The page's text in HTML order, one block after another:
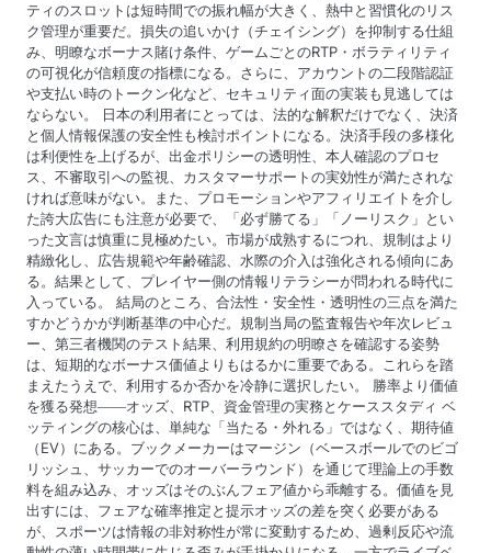
ティのスロットは短時間での振れ幅が大きく、熱中と習慣化のリス
ク管理が重要だ。損失の追いかけ（チェイシング）を抑制する仕組
み、明瞭なボーナス賭け条件、ゲームごとのRTP・ボラティリティ
の可視化が信頼度の指標になる。さらに、アカウントの二段階認証
や支払い時のトークン化など、セキュリティ面の実装も見逃しては
ならない。 日本の利用者にとっては、法的な解釈だけでなく、決済
と個人情報保護の安全性も検討ポイントになる。決済手段の多様化
は利便性を上げるが、出金ポリシーの透明性、本人確認のプロセ
ス、不審取引への監視、カスタマーサポートの実効性が満たされな
ければ意味がない。また、プロモーションやアフィリエイトを介し
た誇大広告にも注意が必要で、「必ず勝てる」「ノーリスク」とい
った文言は慎重に見極めたい。市場が成熟するにつれ、規制はより
精緻化し、広告規範や年齢確認、水際の介入は強化される傾向にあ
る。結果として、プレイヤー側の情報リテラシーが問われる時代に
入っている。 結局のところ、合法性・安全性・透明性の三点を満た
すかどうかが判断基準の中心だ。規制当局の監査報告や年次レビュ
ー、第三者機関のテスト結果、利用規約の明瞭さを確認する姿勢
は、短期的なボーナス価値よりもはるかに重要である。これらを踏
まえたうえで、利用するか否かを冷静に選択したい。 勝率より価値
を獲る発想――オッズ、RTP、資金管理の実務とケーススタディ ベ
ッティングの核心は、単純な「当たる・外れる」ではなく、期待値
（EV）にある。ブックメーカーはマージン（ベースボールでのビゴ
リッシュ、サッカーでのオーバーラウンド）を通じて理論上の手数
料を組み込み、オッズはそのぶんフェア値から乖離する。価値を見
出すには、フェアな確率推定と提示オッズの差を突く必要がある
が、スポーツは情報の非対称性が常に変動するため、過剰反応や流